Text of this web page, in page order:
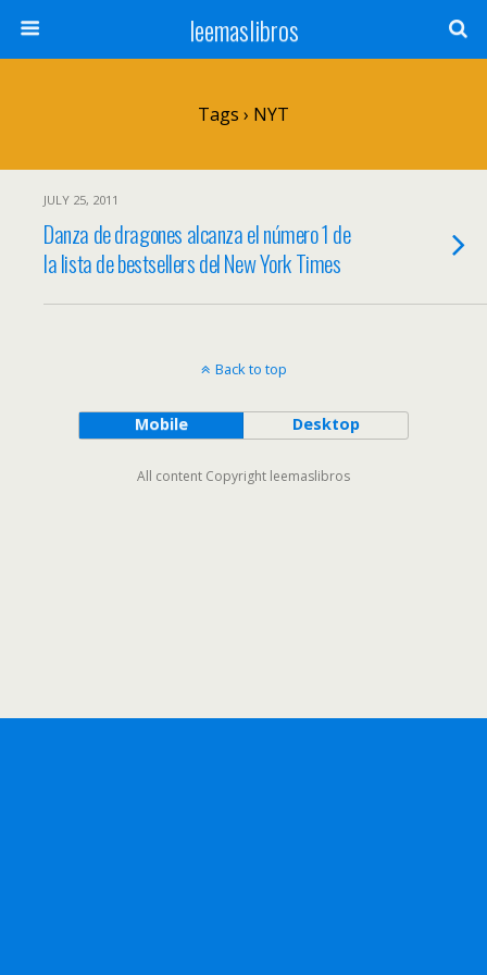
leemaslibros
Tags › NYT
JULY 25, 2011
Danza de dragones alcanza el número 1 de
la lista de bestsellers del New York Times
Back to top
Mobile Desktop
All content Copyright leemaslibros